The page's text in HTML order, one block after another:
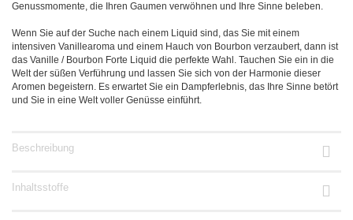
Genussmomente, die Ihren Gaumen verwöhnen und Ihre Sinne beleben.
Wenn Sie auf der Suche nach einem Liquid sind, das Sie mit einem
intensiven Vanillearoma und einem Hauch von Bourbon verzaubert, dann ist
das Vanille / Bourbon Forte Liquid die perfekte Wahl. Tauchen Sie ein in die
Welt der süßen Verführung und lassen Sie sich von der Harmonie dieser
Aromen begeistern. Es erwartet Sie ein Dampferlebnis, das Ihre Sinne betört
und Sie in eine Welt voller Genüsse einführt.
Beschreibung
Inhaltsstoffe